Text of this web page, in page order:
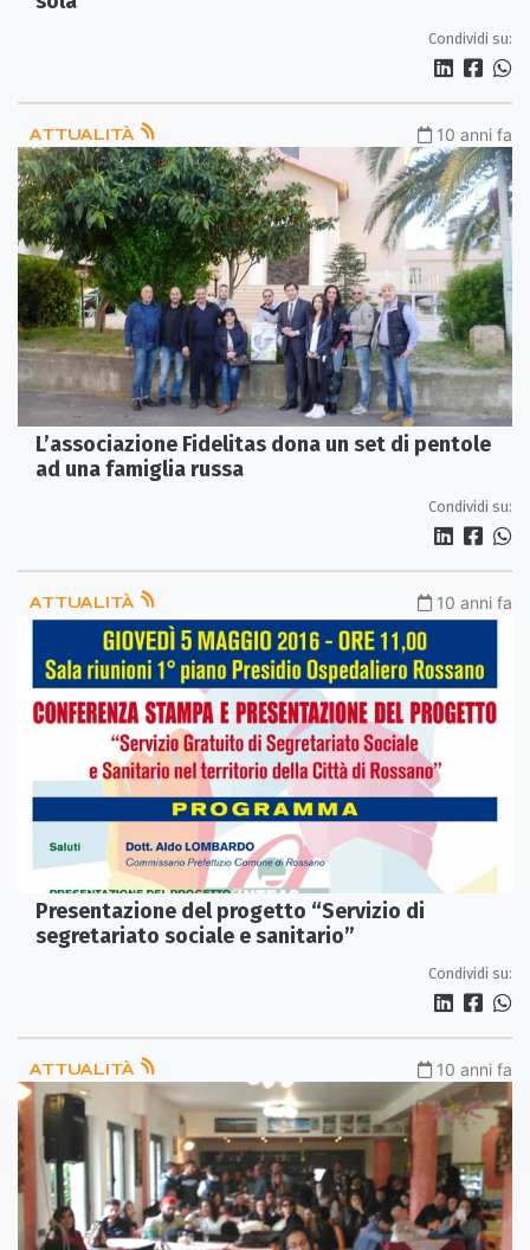
Condividi su:
ATTUALITÀ 10 anni fa
L’associazione Fidelitas dona un set di pentole
ad una famiglia russa
Condividi su:
ATTUALITÀ 10 anni fa
Presentazione del progetto “Servizio di
segretariato sociale e sanitario”
Condividi su:
ATTUALITÀ 10 anni fa